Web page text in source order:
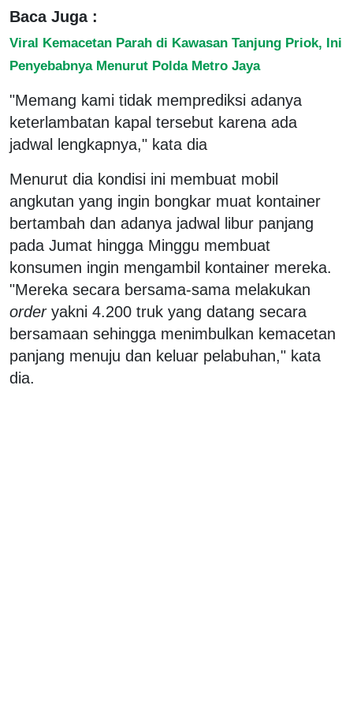
Baca Juga :
Viral Kemacetan Parah di Kawasan Tanjung Priok, Ini
Penyebabnya Menurut Polda Metro Jaya
"Memang kami tidak memprediksi adanya
keterlambatan kapal tersebut karena ada
jadwal lengkapnya," kata dia
Menurut dia kondisi ini membuat mobil
angkutan yang ingin bongkar muat kontainer
bertambah dan adanya jadwal libur panjang
pada Jumat hingga Minggu membuat
konsumen ingin mengambil kontainer mereka.
"Mereka secara bersama-sama melakukan
orderyakni 4.200 truk yang datang secara
bersamaan sehingga menimbulkan kemacetan
panjang menuju dan keluar pelabuhan," kata
dia.